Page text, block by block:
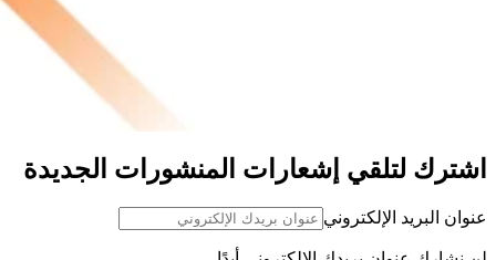
اشترك لتلقي إشعارات المنشورات الجديدة
عنوان البريد الإلكتروني